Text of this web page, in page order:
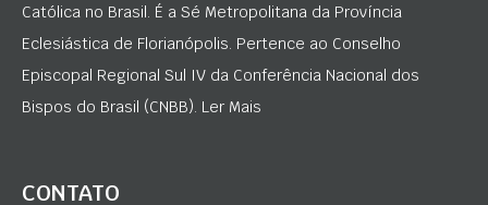
Católica no Brasil. É a Sé Metropolitana da Província
Eclesiástica de Florianópolis. Pertence ao Conselho
Episcopal Regional Sul IV da Conferência Nacional dos
Bispos do Brasil (CNBB). Ler Mais
CONTATO